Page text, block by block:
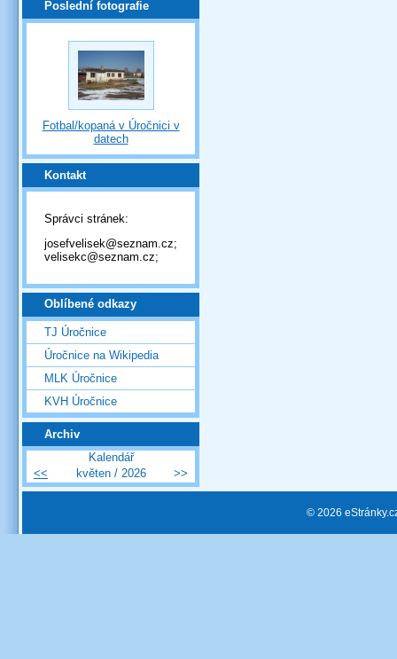
Poslední fotografie
Fotbal/kopaná v Úročnici v
datech
Kontakt
Správci stránek:
josefvelisek@seznam.cz;
velisekc@seznam.cz;
Oblíbené odkazy
TJ Úročnice
Úročnice na Wikipedia
MLK Úročnice
KVH Úročnice
Archiv
Kalendář
<<
květen / 2026 >>
© 2026